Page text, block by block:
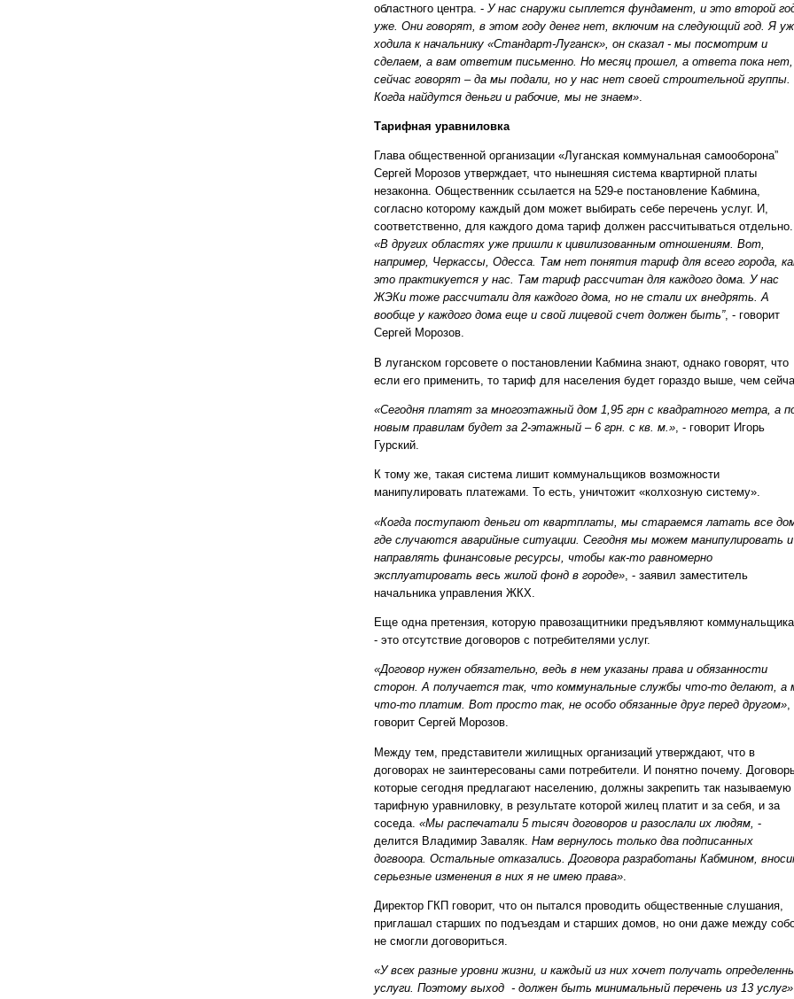
областного центра. - У нас снаружи сыплется фундамент, и это второй
уже. Они говорят, в этом году денег нет, включим на следующий год. Я
ходила к начальнику «Стандарт-Луганск», он сказал - мы посмотрим и
сделаем, а вам ответим письменно. Но месяц прошел, а ответа пока
сейчас говорят – да мы подали, но у нас нет своей строительной группы.
Когда найдутся деньги и рабочие, мы не знаем»
Тарифная уравниловка
Глава общественной организации «Луганская коммунальная самооборона”
Сергей Морозов утверждает, что нынешняя система квартирной платы
незаконна. Общественник ссылается на 529-е постановление Кабмина,
согласно которому каждый дом может выбирать себе перечень услуг. И,
соответственно, для каждого дома тариф должен рассчитываться отдельно.
«В других областях уже пришли к цивилизованным отношениям. Вот,
например, Черкассы, Одесса. Там нет понятия тариф для всего города,
это практикуется у нас. Там тариф рассчитан для каждого дома. У нас
ЖЭКи тоже рассчитали для каждого дома, но не стали их внедрять. А
вообще у каждого дома еще и свой лицевой счет должен быть”, - говорит
Сергей Морозов.
В луганском горсовете о постановлении Кабмина знают, однако говорят, что
если его применить, то тариф для населения будет гораздо выше, чем
«Сегодня платят за многоэтажный дом 1,95 грн с квадратного метра, а
новым правилам будет за 2-этажный – 6 грн. с кв. м.» , - говорит Игорь
Гурский.
К тому же, такая система лишит коммунальщиков возможности
манипулировать платежами. То есть, уничтожит «колхозную систему».
«Когда поступают деньги от квартплаты, мы стараемся латать все
где случаются аварийные ситуации. Сегодня мы можем манипулировать и
направлять финансовые ресурсы, чтобы как-то равномерно
эксплуатировать весь жилой фонд в городе» , - заявил заместитель
начальника управления ЖКХ.
Еще одна претензия, которую правозащитники предъявляют
- это отсутствие договоров с потребителями услуг.
«Договор нужен обязательно, ведь в нем указаны права и обязанности
сторон. А получается так, что коммунальные службы что-то делают, а
что-то платим. Вот просто так, не особо обязанные друг перед другом»,
говорит Сергей Морозов.
Между тем, представители жилищных организаций утверждают, что в
договорах не заинтересованы сами потребители. И понятно почему.
которые сегодня предлагают населению, должны закрепить так называемую
тарифную уравниловку, в результате которой жилец платит и за себя, и за
соседа. «Мы распечатали 5 тысяч договоров и разослали их людям, -
делится Владимир Заваляк. Нам вернулось только два подписанных
догвоора. Остальные отказались. Договора разработаны Кабмином,
серьезные изменения в них я не имею права»
Директор ГКП говорит, что он пытался проводить общественные слушания,
приглашал старших по подъездам и старших домов, но они даже между
не смогли договориться.
«У всех разные уровни жизни, и каждый из них хочет получать
услуги. Поэтому выход - должен быть минимальный перечень из 13 услуг»